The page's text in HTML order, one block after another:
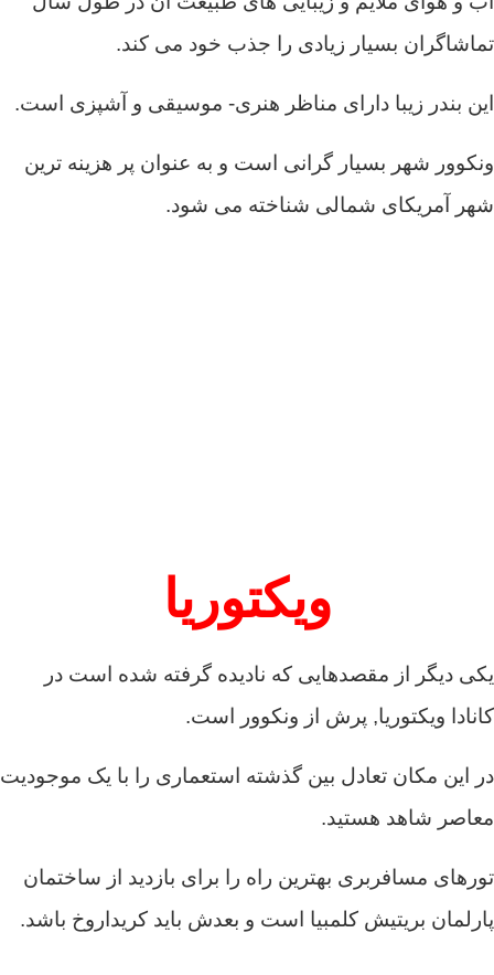
تماشاگران بسیار زیادی را جذب خود می کند.
این بندر زیبا دارای مناظر هنری- موسیقی و آشپزی است.
ونکوور شهر بسیار گرانی است و به عنوان پر هزینه ترین
شهر آمریکای شمالی شناخته می شود.
ویکتوریا
یکی دیگر از مقصدهایی که نادیده گرفته شده است در
کانادا ویکتوریا, پرش از ونکوور است.
در این مکان تعادل بین گذشته استعماری را با یک موجودیت
معاصر شاهد هستید.
تورهای مسافربری بهترین راه را برای بازدید از ساختمان
پارلمان بریتیش کلمبیا است و بعدش باید کریداروخ باشد.